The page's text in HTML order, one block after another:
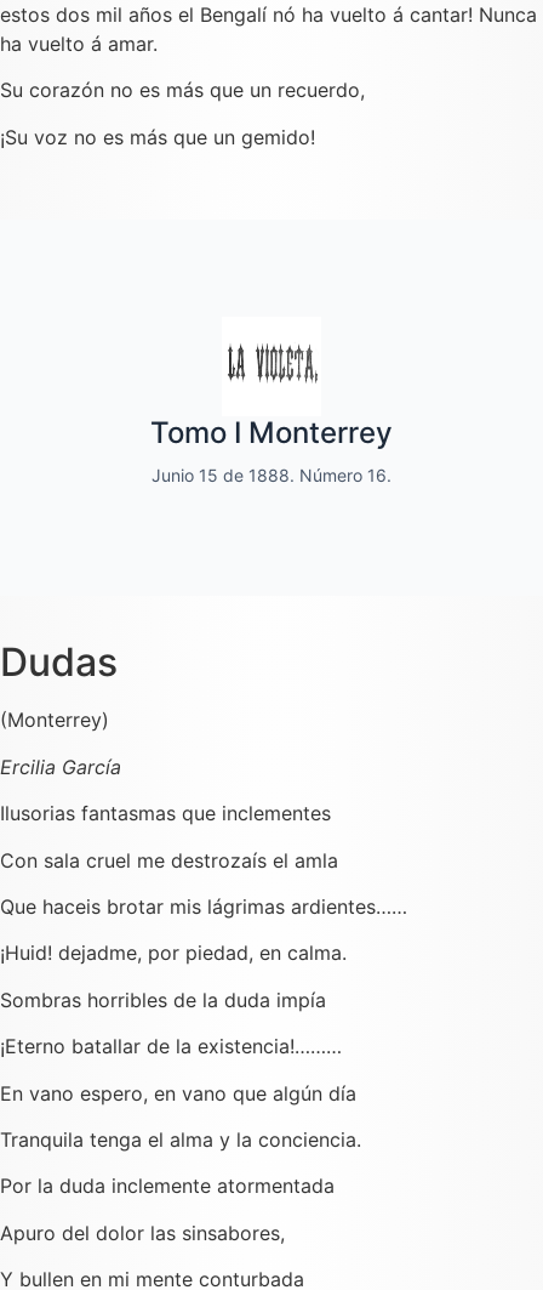
estos dos mil años el Bengalí nó ha vuelto á cantar! Nunca
ha vuelto á amar.
Su corazón no es más que un recuerdo,
¡Su voz no es más que un gemido!
Tomo I Monterrey
Junio 15 de 1888. Número 16.
y de variedades
Dedicado a las familias.
Dudas
(Monterrey)
Ercilia García
Ilusorias fantasmas que inclementes
Con sala cruel me destrozaís el amla
Que haceis brotar mis lágrimas ardientes……
¡Huid! dejadme, por piedad, en calma.
Sombras horribles de la duda impía
¡Eterno batallar de la existencia!………
En vano espero, en vano que algún día
Tranquila tenga el alma y la conciencia.
Por la duda inclemente atormentada
Apuro del dolor las sinsabores,
Y bullen en mi mente conturbada